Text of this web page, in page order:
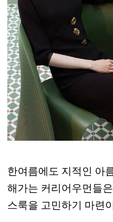
한여름에도 지적인 아
해가는 커리어우먼들
스룩을 고민하기 마련